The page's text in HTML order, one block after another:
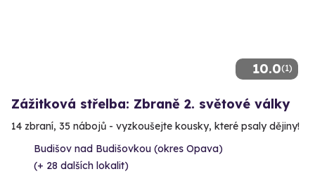
10.0(1)
Zážitková střelba: Zbraně 2. světové války
14 zbraní, 35 nábojů - vyzkoušejte kousky, které psaly dějiny!
Budišov nad Budišovkou (okres Opava)
(+ 28 dalších lokalit)